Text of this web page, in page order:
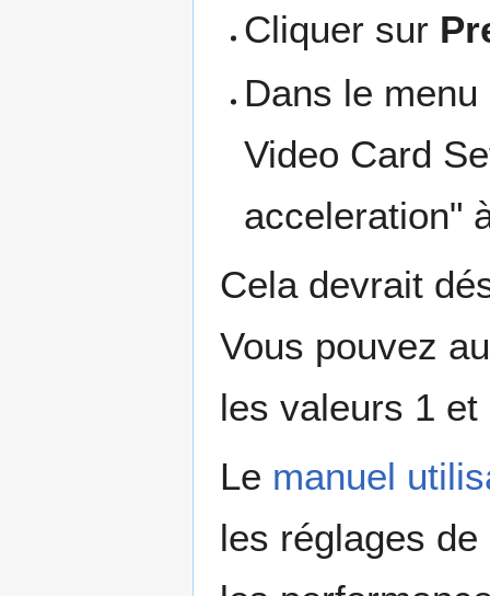
Cliquer sur
Dans le
Video Card
acceleration"
Cela devrait
Vous pouvez
les valeurs 1 et
Le manuel
les réglages